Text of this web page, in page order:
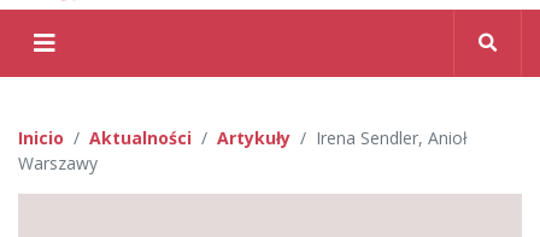
Inicio Aktualności Artykuły
Irena Sendler, Anioł
Warszawy